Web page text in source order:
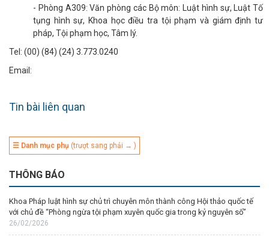
- Phòng A309: Văn phòng các Bộ môn: Luật hình sự, Luật Tố
tụng hình sự, Khoa học điều tra tội phạm và giám định tư
pháp, Tội phạm học, Tâm lý.
Tel: (00) (84) (24) 3.773.0240
Email:
Tin bài liên quan
☰ Danh mục phụ (trượt sang phải → )
THÔNG BÁO
Khoa Pháp luật hình sự chủ trì chuyên môn thành công Hội thảo quốc tế
với chủ đề “Phòng ngừa tội phạm xuyên quốc gia trong kỷ nguyên số”
26/02/2026